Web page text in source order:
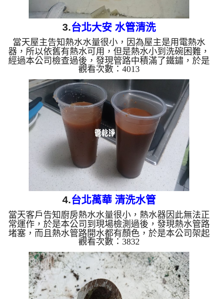
3.台北大安 水管清洗
當天屋主告知熱水水量很小，因為屋主是用電熱水
器，所以依舊有熱水可用，但是熱水小到洗碗困難，
經過本公司檢查過後，發現管路中積滿了鐵鏽，於是
本公司架起 水管清洗機 ，開始 清洗水管 ， 洗水管
的過程，水管冒出咖啡色的鐵鏽水，屋主看到大呼誇
張，熱水管路數幾次堵塞，本公司使用特別清洗水管
工法， 水管清洗 約二小時，終於讓熱水管出水正
常。 清洗水管 水管清洗 洗水管 熱水管堵塞 熱水忽
冷忽熱 ...
觀看次數：4013
4.台北萬華 清洗水管
當天客戶告知廚房熱水水量很小，熱水器因此無法正
常運作，於是本公司到現場檢測過後，發現熱水管路
堵塞，而且熱水管路開水都有顏色，於是本公司架起
水管清洗機 ，開始 清洗水管 ， 洗水管 的過程，水
管不斷出現咖啡色的泥水，屋主看到都覺得離譜，熱
水管路好幾次堵塞，本公司利用特別清洗水管工法，
水管清洗 約三小時，讓熱水管管路能正常出水。 清
洗水管 水管清洗 洗水管 熱水管堵塞 熱水忽冷忽熱 ...
觀看次數：3832